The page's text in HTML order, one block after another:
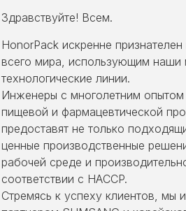
Здравствуйте! Всем.
HonorPack искренне
всего мира, использующим
технологические линии.
Инженеры с многолетним опытом
пищевой и фармацевтической
предоставят не только
ценные производственные
рабочей среде и
соответствии с HACCP.
Стремясь к успеху клиентов, мы
"
формЧитать далее
Читать далее
далее